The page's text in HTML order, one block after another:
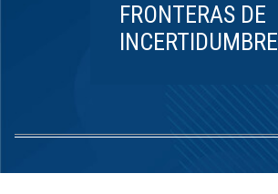
FRONTERAS DE
INCERTIDUMBRE
1